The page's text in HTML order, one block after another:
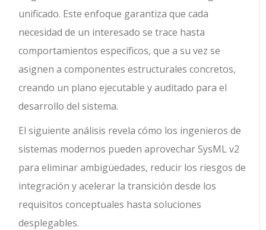
unificado. Este enfoque garantiza que cada
necesidad de un interesado se trace hasta
comportamientos específicos, que a su vez se
asignen a componentes estructurales concretos,
creando un plano ejecutable y auditado para el
desarrollo del sistema.
El siguiente análisis revela cómo los ingenieros de
sistemas modernos pueden aprovechar SysML v2
para eliminar ambigüedades, reducir los riesgos de
integración y acelerar la transición desde los
requisitos conceptuales hasta soluciones
desplegables.